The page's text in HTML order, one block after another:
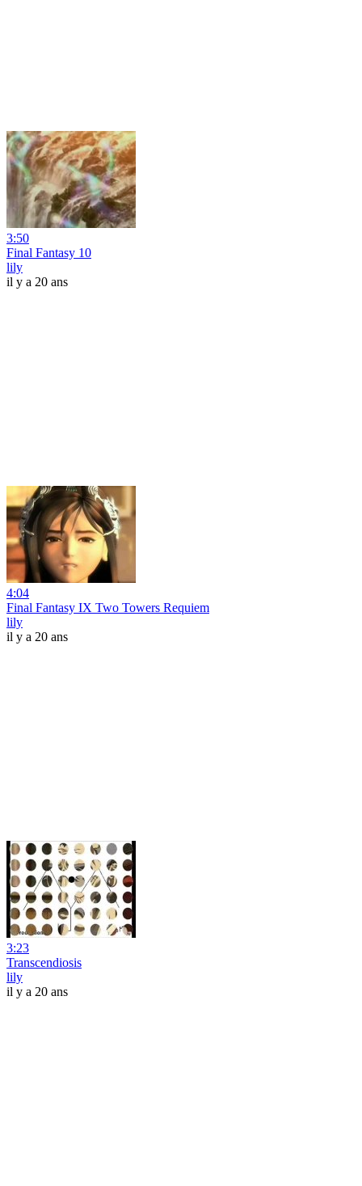
3:50
Final Fantasy 10
lily
il y a 20 ans
4:04
Final Fantasy IX Two Towers Requiem
lily
il y a 20 ans
3:23
Transcendiosis
lily
il y a 20 ans